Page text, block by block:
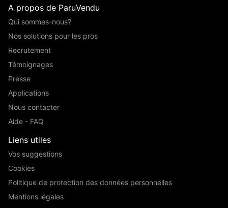
A propos de ParuVendu
Qui sommes-nous?
Nos solutions pour les pros
Recrutement
Témoignages
Presse
Applications
Nous contacter
Aide - FAQ
Liens utiles
Vos suggestions
Cookies
Politique de protection des données personnelles
Mentions légales